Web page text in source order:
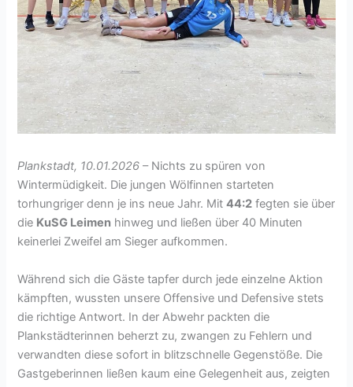
Plankstadt, 10.01.2026 – Nichts zu spüren von
Wintermüdigkeit. Die jungen Wölfinnen starteten
torhungriger denn je ins neue Jahr. Mit44:2 fegten sie über
die KuSG Leimen hinweg und ließen über 40 Minuten
keinerlei Zweifel am Sieger aufkommen.
Während sich die Gäste tapfer durch jede einzelne Aktion
kämpften, wussten unsere Offensive und Defensive stets
die richtige Antwort. In der Abwehr packten die
Plankstädterinnen beherzt zu, zwangen zu Fehlern und
verwandten diese sofort in blitzschnelle Gegenstöße. Die
Gastgeberinnen ließen kaum eine Gelegenheit aus, zeigten